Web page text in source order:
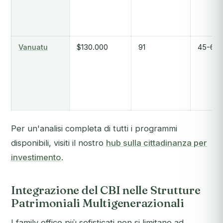
Vanuatu $130.000 91 45-60
Per un'analisi completa di tutti i programmi
disponibili, visiti il nostro hub sulla cittadinanza per
investimento.
Integrazione del CBI nelle Strutture
Patrimoniali Multigenerazionali